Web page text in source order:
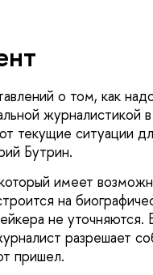
о том, как
журналистикой
текущие ситуации
Бутрин.
имеет
на
не уточняются.
разрешает
пришел.